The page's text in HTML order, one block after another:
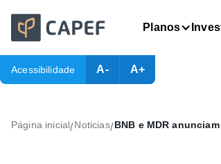
Planos
Acessibilidade A- A+
Página inicial/Noticias/BNB e MDR